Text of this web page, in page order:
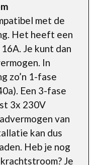
met de
Het heeft een
Je kunt dan
In
zo’n 1-fase
Een 3-fase
3x 230V
van
kan dus
Heb je nog
Je